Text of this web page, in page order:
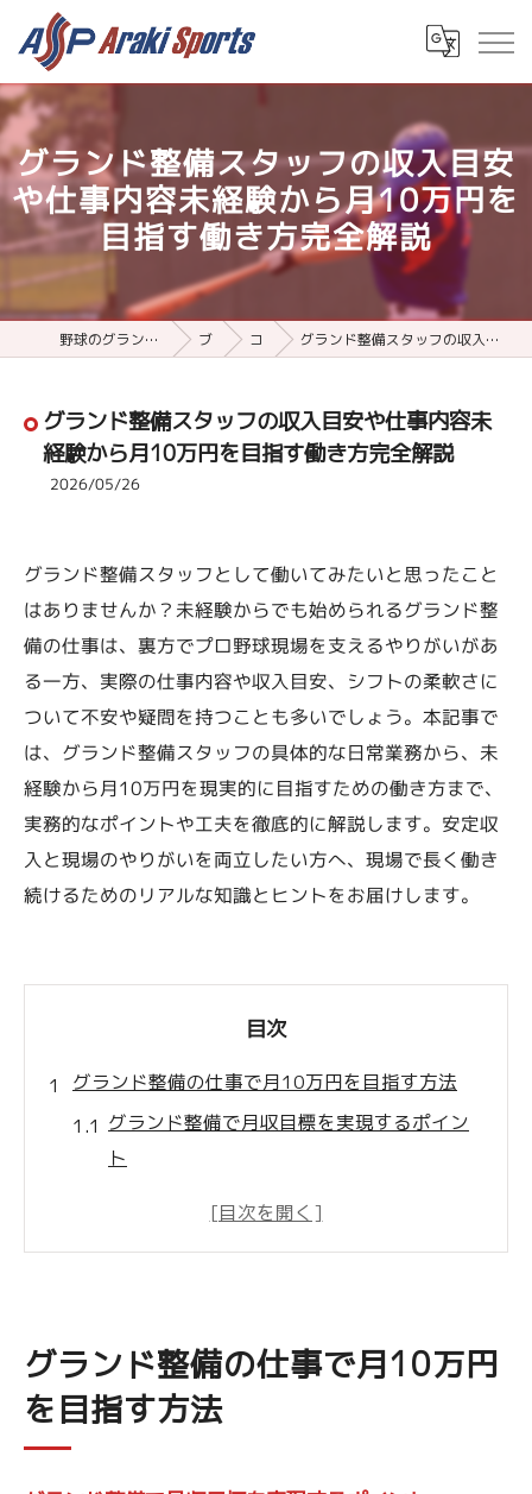
グランド整備スタッフの収入目安
や仕事内容未経験から月10万円を
目指す働き方完全解説
野球のグランド整備用品ならアラキスポーツ ブログ コラム グランド整備スタッフの収入目安や仕事内容未経験から月10万円を目指す働き方完全解説
グランド整備スタッフの収入目安や仕事内容未
経験から月10万円を目指す働き方完全解説
2026/05/26
グランド整備スタッフとして働いてみたいと思ったこと
はありませんか？未経験からでも始められるグランド整
備の仕事は、裏方でプロ野球現場を支えるやりがいがあ
る一方、実際の仕事内容や収入目安、シフトの柔軟さに
ついて不安や疑問を持つことも多いでしょう。本記事で
は、グランド整備スタッフの具体的な日常業務から、未
経験から月10万円を現実的に目指すための働き方まで、
実務的なポイントや工夫を徹底的に解説します。安定収
入と現場のやりがいを両立したい方へ、現場で長く働き
続けるためのリアルな知識とヒントをお届けします。
目次
グランド整備の仕事で月10万円を目指す方法
グランド整備で月収目標を実現するポイン
ト
未経験からグランド整備で稼ぐコツと注意
グランド整備スタッフの収入が増える仕組
み解説
副業や短時間勤務で叶えるグランド整備の
グランド整備の仕事で月10万円
を目指す方法